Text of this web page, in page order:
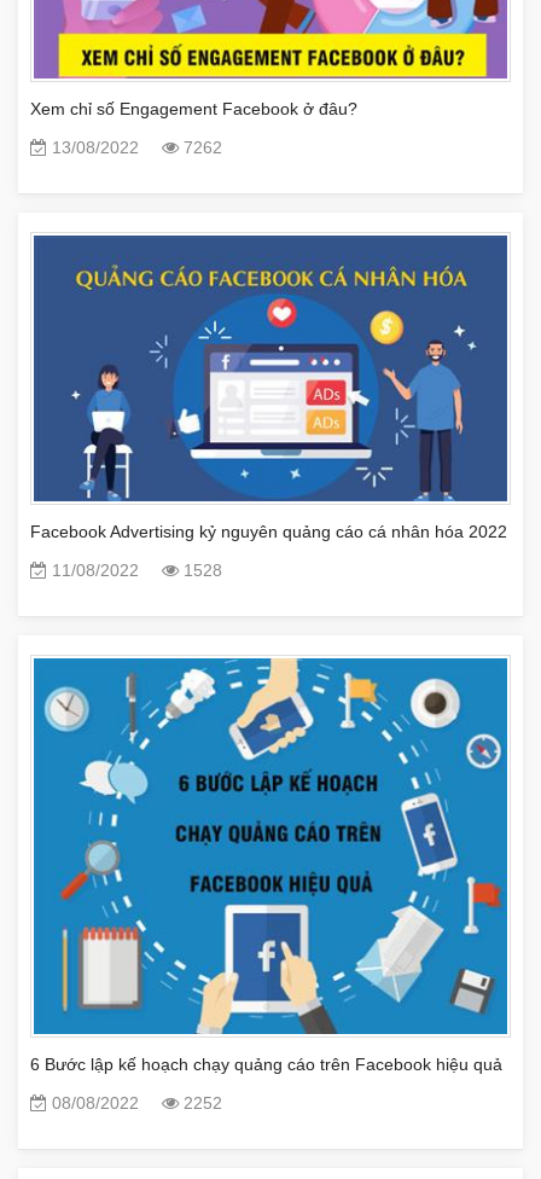
Xem chỉ số Engagement Facebook ở đâu?
13/08/2022
7262
Facebook Advertising kỷ nguyên quảng cáo cá nhân hóa 2022
11/08/2022
1528
6 Bước lập kế hoạch chạy quảng cáo trên Facebook hiệu quả
08/08/2022
2252